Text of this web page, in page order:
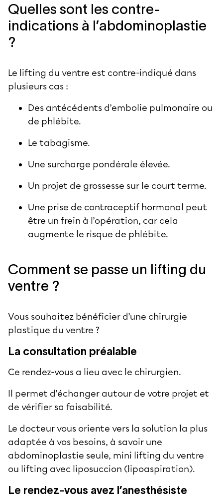
Quelles sont les contre-
indications à l’abdominoplastie
?
Le lifting du ventre est contre-indiqué dans
plusieurs cas :
Des antécédents d’embolie pulmonaire ou
de phlébite.
Le tabagisme.
Une surcharge pondérale élevée.
Un projet de grossesse sur le court terme.
Une prise de contraceptif hormonal peut
être un frein à l’opération, car cela
augmente le risque de phlébite.
Comment se passe un lifting du
ventre ?
Vous souhaitez bénéficier d’une chirurgie
plastique du ventre ?
La consultation préalable
Ce rendez-vous a lieu avec le chirurgien.
Il permet d’échanger autour de votre projet et
de vérifier sa faisabilité.
Le docteur vous oriente vers la solution la plus
adaptée à vos besoins, à savoir une
abdominoplastie seule, mini lifting du ventre
ou lifting avec liposuccion (lipoaspiration).
Le rendez-vous avez l’anesthésiste